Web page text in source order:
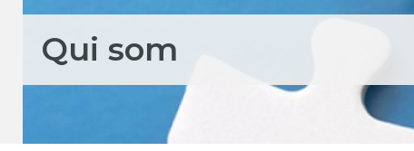
Qui som